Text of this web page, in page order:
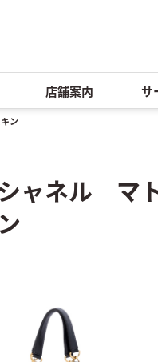
店舗案内 サ
ン
ャネル マト